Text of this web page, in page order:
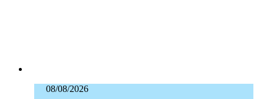
08/08/2026